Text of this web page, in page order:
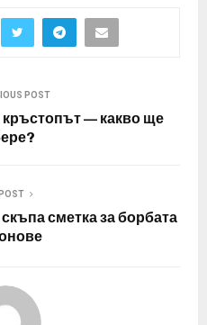
POST
— какво ще
сметка за борбата